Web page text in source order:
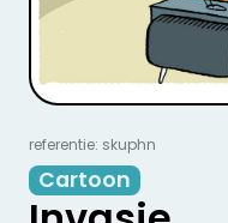
referentie: skuphn
Cartoon